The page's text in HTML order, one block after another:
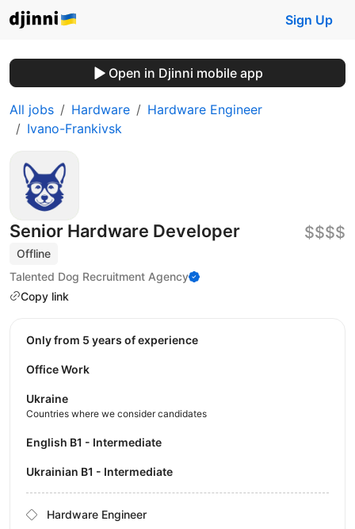
Sign Up
Open in Djinni mobile app
All jobs Hardware
Hardware Engineer
Ivano-Frankivsk
Senior Hardware Developer
Offline
Talented Dog Recruitment Agency
Copy link
$$$$
Only from 5 years of experience
Office Work
Ukraine
Countries where we consider candidates
English B1 - Intermediate
Ukrainian B1 - Intermediate
Hardware Engineer